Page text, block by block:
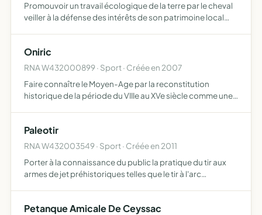
Promouvoir un travail écologique de la terre par le cheval
veiller à la défense des intérêts de son patrimoine local
Oniric
RNA W432000899 · Sport · Créée en 2007
Faire connaître le Moyen-Age par la reconstitution
historique de la période du VIIIe au XVe siècle comme une
Paleotir
RNA W432003549 · Sport · Créée en 2011
Porter à la connaissance du public la pratique du tir aux
armes de jet préhistoriques telles que le tir à l'arc
Petanque Amicale De Ceyssac